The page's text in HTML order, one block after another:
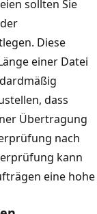
sollten Sie
Diese
einer Datei
dass
Übertragung
nach
kann
eine hohe